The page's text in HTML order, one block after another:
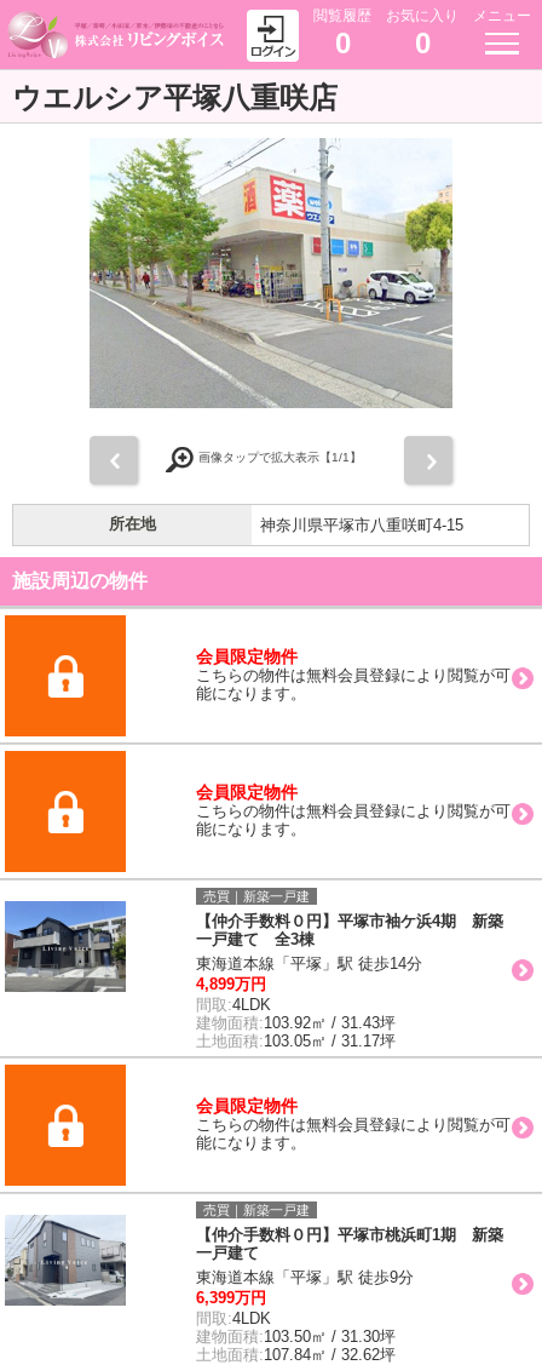
閲覧履歴
0
お気に入り
0
メニュー
ウエルシア平塚八重咲店
画像タップで拡大表示【1/1】
所在地 神奈川県平塚市八重咲町4-15
施設周辺の物件
会員限定物件
こちらの物件は無料会員登録により閲覧が可
能になります。
会員限定物件
こちらの物件は無料会員登録により閲覧が可
能になります。
売買｜新築一戸建
【仲介手数料０円】平塚市袖ケ浜4期 新築
一戸建て 全3棟
東海道本線「平塚」駅 徒歩14分
4,899万円
間取:4LDK
建物面積:103.92㎡ / 31.43坪
土地面積:103.05㎡ / 31.17坪
会員限定物件
こちらの物件は無料会員登録により閲覧が可
能になります。
売買｜新築一戸建
【仲介手数料０円】平塚市桃浜町1期 新築
一戸建て
東海道本線「平塚」駅 徒歩9分
6,399万円
間取:4LDK
建物面積:103.50㎡ / 31.30坪
土地面積:107.84㎡ / 32.62坪